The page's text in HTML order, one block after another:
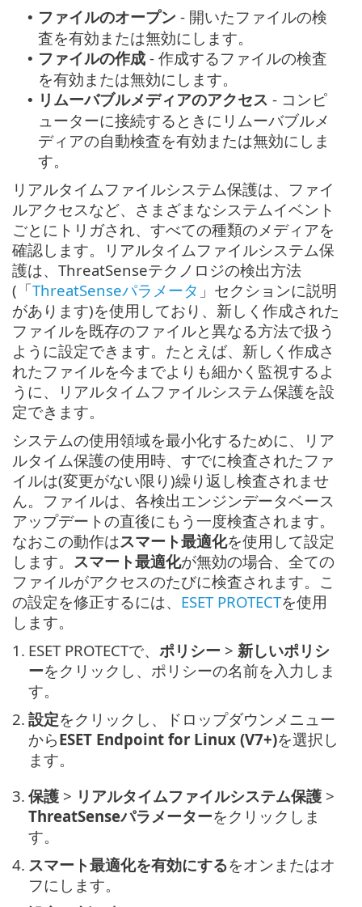
• ファイルのオープン - 開いたファイルの検
査を有効または無効にします。
• ファイルの作成 - 作成するファイルの検査
を有効または無効にします。
• リムーバブルメディアのアクセス - コンピ
ューターに接続するときにリムーバブルメ
ディアの自動検査を有効または無効にしま
す。
リアルタイムファイルシステム保護は、ファイ
ルアクセスなど、さまざまなシステムイベント
ごとにトリガされ、すべての種類のメディアを
確認します。リアルタイムファイルシステム保
護は、ThreatSenseテクノロジの検出方法
(「ThreatSenseパラメータ 」セクションに説明
があります)を使用しており、新しく作成された
ファイルを既存のファイルと異なる方法で扱う
ように設定できます。たとえば、新しく作成さ
れたファイルを今までよりも細かく監視するよ
うに、リアルタイムファイルシステム保護を設
定できます。
システムの使用領域を最小化するために、リア
ルタイム保護の使用時、すでに検査されたファ
イルは(変更がない限り)繰り返し検査されませ
ん。ファイルは、各検出エンジンデータベース
アップデートの直後にもう一度検査されます。
なおこの動作はスマート最適化を使用して設定
します。 スマート最適化が無効の場合、全ての
ファイルがアクセスのたびに検査されます。こ
の設定を修正するには、 ESET PROTECTを使用
します。
1. ESET PROTECTで、 ポリシー > 新しいポリシ
ーをクリックし、ポリシーの名前を入力しま
す。
2. 設定をクリックし、ドロップダウンメニュー
からESET Endpoint for Linux (V7+)を選択し
ます。
3. 保護 > リアルタイムファイルシステム保護 >
ThreatSenseパラメーターをクリックしま
す。
4. スマート最適化を有効にするをオンまたはオ
フにします。